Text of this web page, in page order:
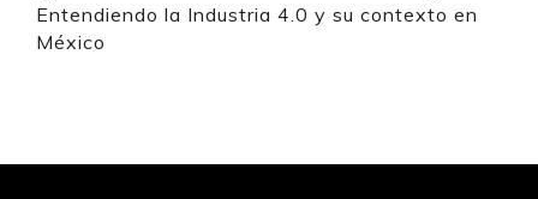
Entendiendo la Industria 4.0 y su contexto en
México